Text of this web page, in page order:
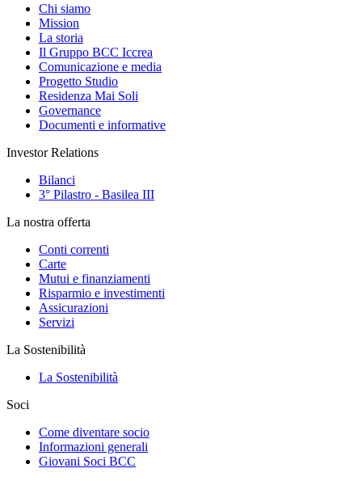
Chi siamo
Mission
La storia
Il Gruppo BCC Iccrea
Comunicazione e media
Progetto Studio
Residenza Mai Soli
Governance
Documenti e informative
Investor Relations
Bilanci
3° Pilastro - Basilea III
La nostra offerta
Conti correnti
Carte
Mutui e finanziamenti
Risparmio e investimenti
Assicurazioni
Servizi
La Sostenibilità
La Sostenibilità
Soci
Come diventare socio
Informazioni generali
Giovani Soci BCC